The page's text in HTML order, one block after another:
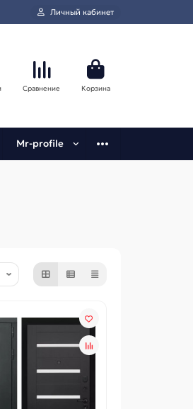
Личный кабинет
Сравнение Корзина
Mr-profile